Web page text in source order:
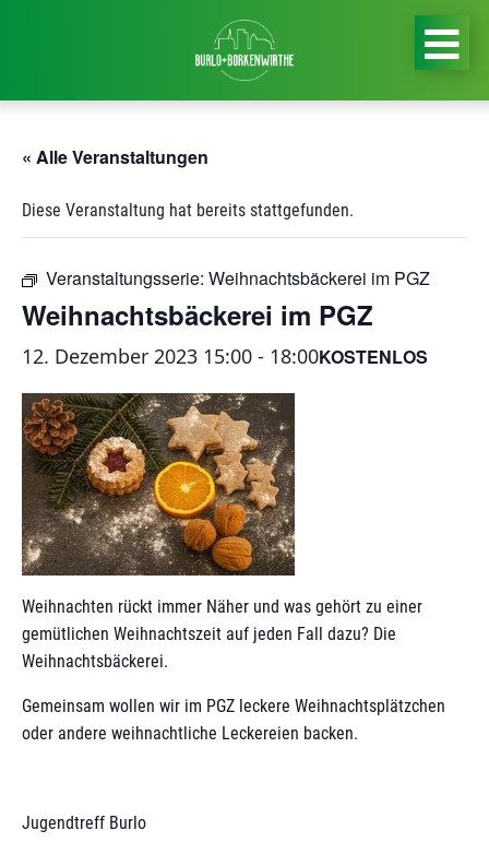
« Alle Veranstaltungen
Diese Veranstaltung hat bereits stattgefunden.
Veranstaltungsserie: Weihnachtsbäckerei im PGZ
Weihnachtsbäckerei im PGZ
12. Dezember 2023 15:00 - 18:00KOSTENLOS
Weihnachten rückt immer Näher und was gehört zu einer
gemütlichen Weihnachtszeit auf jeden Fall dazu? Die
Weihnachtsbäckerei.
Gemeinsam wollen wir im PGZ leckere Weihnachtsplätzchen
oder andere weihnachtliche Leckereien backen.
Jugendtreff Burlo